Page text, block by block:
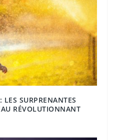
SURPRENANTES
RÉVOLUTIONNANT